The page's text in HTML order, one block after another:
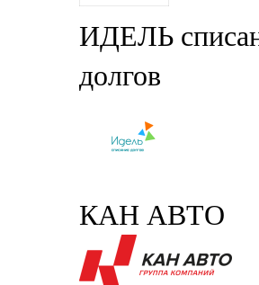
ИДЕЛЬ
долгов
КАН АВТО